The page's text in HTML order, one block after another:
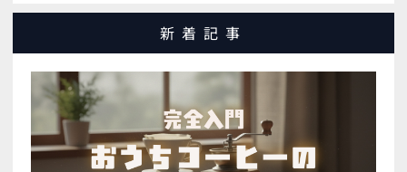
新着記事